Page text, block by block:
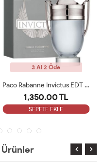
3 Al 2 Öde
Paco Rabanne Invictus EDT Erkek Parfüm 100 Ml ARC
1,350.00 TL
SEPETE EKLE
Ürünler